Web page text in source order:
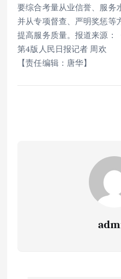
要综合考量从业信誉、服务
并从专项督查、严明奖惩等
提高服务质量。报道来源：
第4版人民日报记者 周欢
【责任编辑：唐华】